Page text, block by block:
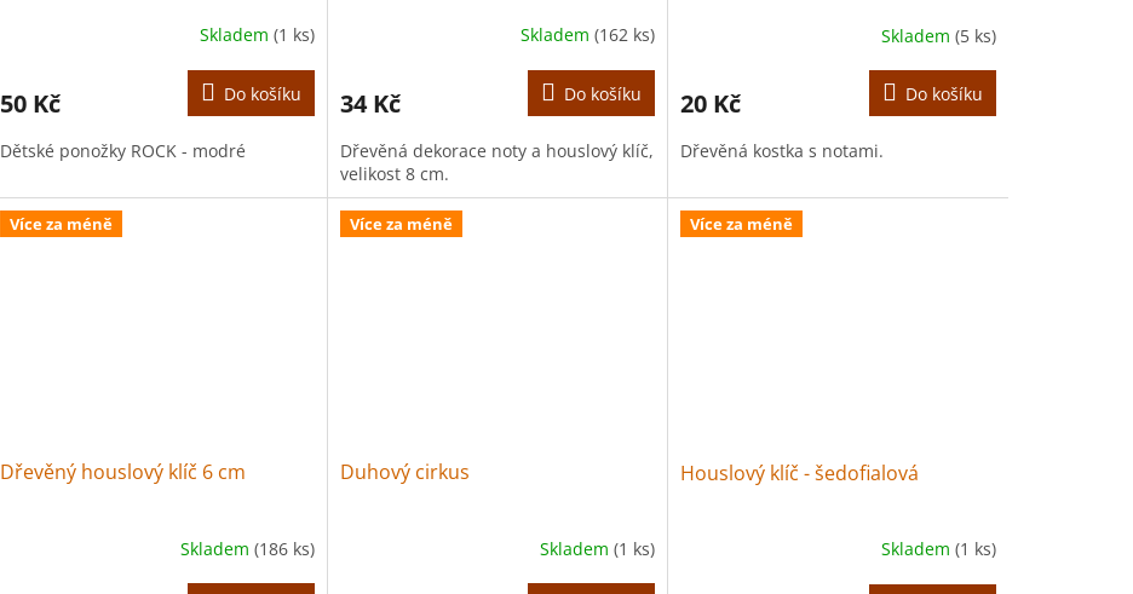
Skladem (1 ks)
50 Kč Do košíku
Dětské ponožky ROCK - modré
Skladem (162 ks)
34 Kč Do košíku
Dřevěná dekorace noty a houslový klíč,
velikost 8 cm.
Skladem (5 ks)
20 Kč Do košíku
Dřevěná kostka s notami.
Více za méně
Dřevěný houslový klíč 6 cm
Skladem (186 ks)
Více za méně
Duhový cirkus
Skladem (1 ks)
Více za méně
Houslový klíč - šedofialová
Skladem (1 ks)